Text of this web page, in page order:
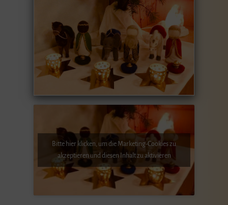
Bitte hier klicken, um die Marketing-Cookies zu
akzeptieren und diesen Inhalt zu aktivieren